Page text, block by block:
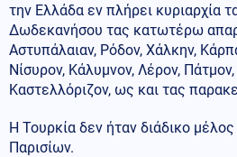
την Ελλάδα εν πλήρει κυριαρχία
Δωδεκανήσου τας κατωτέρω
Αστυπάλαιαν, Ρόδον, Χάλκην,
Νίσυρον, Κάλυμνον, Λέρον,
Καστελλόριζον, ως και τας
Η Τουρκία δεν ήταν διάδικο
Παρισίων.